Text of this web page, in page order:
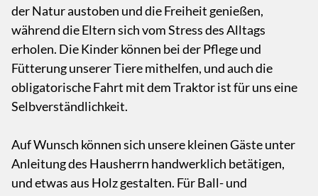
der Natur austoben und die Freiheit genießen,
während die Eltern sich vom Stress des Alltags
erholen. Die Kinder können bei der Pflege und
Fütterung unserer Tiere mithelfen, und auch die
obligatorische Fahrt mit dem Traktor ist für uns eine
Selbverständlichkeit.
Auf Wunsch können sich unsere kleinen Gäste unter
Anleitung des Hausherrn handwerklich betätigen,
und etwas aus Holz gestalten. Für Ball- und